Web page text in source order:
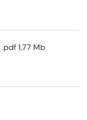
.pdf 1,77 Mb